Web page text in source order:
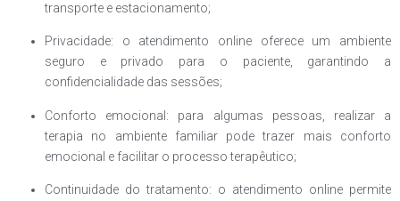
transporte e estacionamento;
Privacidade: o atendimento online oferece um ambiente
seguro e privado para o paciente, garantindo a
confidencialidade das sessões;
Conforto emocional: para algumas pessoas, realizar a
terapia no ambiente familiar pode trazer mais conforto
emocional e facilitar o processo terapêutico;
Continuidade do tratamento: o atendimento online permite